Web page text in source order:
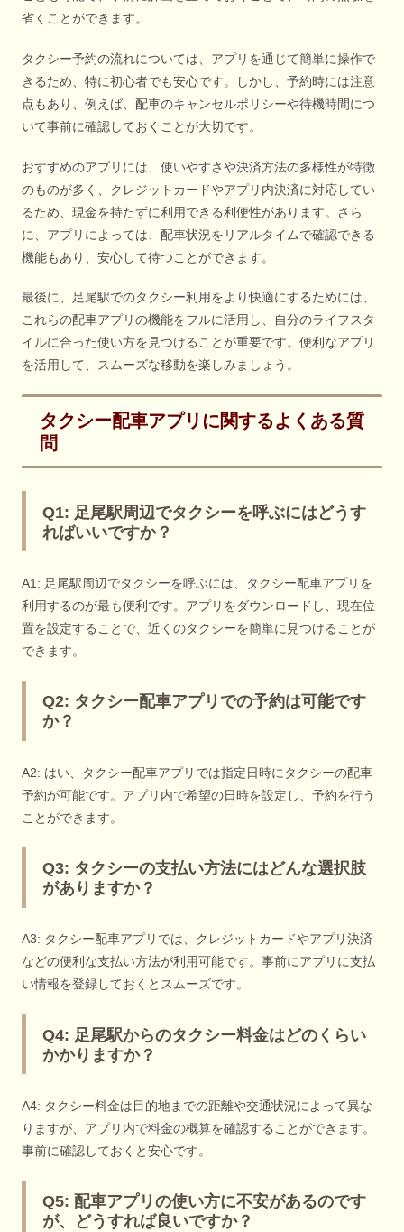
省くことができます。
タクシー予約の流れについては、アプリを通じて簡単に操作で
きるため、特に初心者でも安心です。しかし、予約時には注意
点もあり、例えば、配車のキャンセルポリシーや待機時間につ
いて事前に確認しておくことが大切です。
おすすめのアプリには、使いやすさや決済方法の多様性が特徴
のものが多く、クレジットカードやアプリ内決済に対応してい
るため、現金を持たずに利用できる利便性があります。さら
に、アプリによっては、配車状況をリアルタイムで確認できる
機能もあり、安心して待つことができます。
最後に、足尾駅でのタクシー利用をより快適にするためには、
これらの配車アプリの機能をフルに活用し、自分のライフスタ
イルに合った使い方を見つけることが重要です。便利なアプリ
を活用して、スムーズな移動を楽しみましょう。
タクシー配車アプリに関するよくある質
問
Q1: 足尾駅周辺でタクシーを呼ぶにはどうす
ればいいですか？
A1: 足尾駅周辺でタクシーを呼ぶには、タクシー配車アプリを
利用するのが最も便利です。アプリをダウンロードし、現在位
置を設定することで、近くのタクシーを簡単に見つけることが
できます。
Q2: タクシー配車アプリでの予約は可能です
か？
A2: はい、タクシー配車アプリでは指定日時にタクシーの配車
予約が可能です。アプリ内で希望の日時を設定し、予約を行う
ことができます。
Q3: タクシーの支払い方法にはどんな選択肢
がありますか？
A3: タクシー配車アプリでは、クレジットカードやアプリ決済
などの便利な支払い方法が利用可能です。事前にアプリに支払
い情報を登録しておくとスムーズです。
Q4: 足尾駅からのタクシー料金はどのくらい
かかりますか？
A4: タクシー料金は目的地までの距離や交通状況によって異な
りますが、アプリ内で料金の概算を確認することができます。
事前に確認しておくと安心です。
Q5: 配車アプリの使い方に不安があるのです
が、どうすれば良いですか？